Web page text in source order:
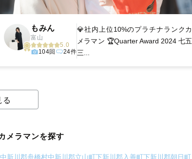
もみん
富山
5.0
104回
24件
💎社内上位10%のプラチナランクカ
メラマン 🏆Quarter Award 2024 七五
三...
る
メラマンを探す
中新川郡舟橋村中新川郡立山町下新川郡入善町下新川郡朝日町